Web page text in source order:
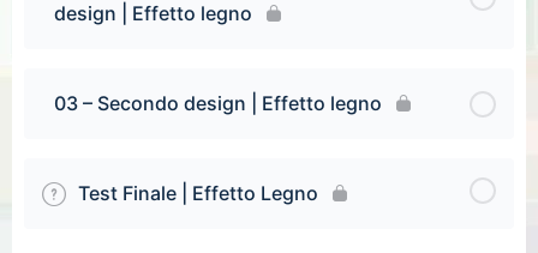
design | Effetto legno
03 – Secondo design | Effetto legno
Test Finale | Effetto Legno